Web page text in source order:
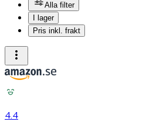
Alla filter
I lager
Pris inkl. frakt
4.4